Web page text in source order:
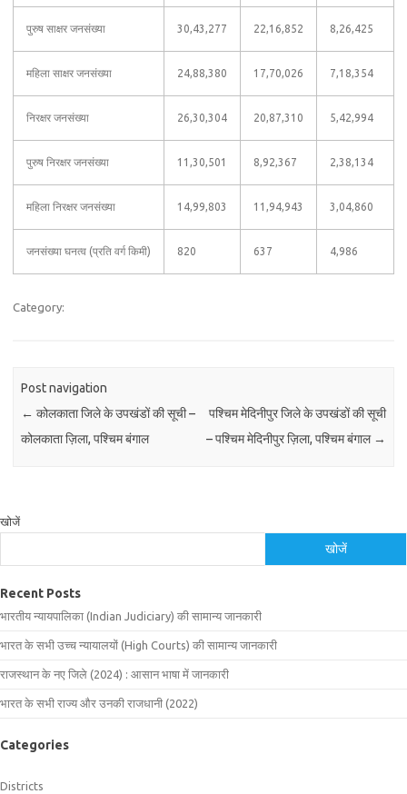
पुरुष साक्षर जनसंख्या 30,43,277 22,16,852 8,26,425
महिला साक्षर जनसंख्या 24,88,380 17,70,026 7,18,354
निरक्षर जनसंख्या 26,30,304 20,87,310 5,42,994
पुरुष निरक्षर जनसंख्या 11,30,501 8,92,367 2,38,134
महिला निरक्षर जनसंख्या 14,99,803 11,94,943 3,04,860
जनसंख्या घनत्व (प्रति वर्ग किमी) 820 637 4,986
Category:
Post navigation
← कोलकाता जिले के उपखंडों की सूची –
कोलकाता ज़िला, पश्चिम बंगाल
पश्चिम मेदिनीपुर जिले के उपखंडों की सूची
– पश्चिम मेदिनीपुर ज़िला, पश्चिम बंगाल →
खोजें
खोजें
Recent Posts
भारतीय न्यायपालिका (Indian Judiciary) की सामान्य जानकारी
भारत के सभी उच्च न्यायालयों (High Courts) की सामान्य जानकारी
राजस्थान के नए जिले (2024) : आसान भाषा में जानकारी
भारत के सभी राज्य और उनकी राजधानी (2022)
Categories
Districts